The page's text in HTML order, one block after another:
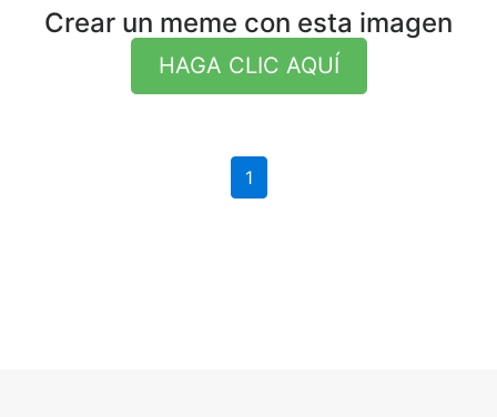
Crear un meme con esta imagen
HAGA CLIC AQUÍ
1